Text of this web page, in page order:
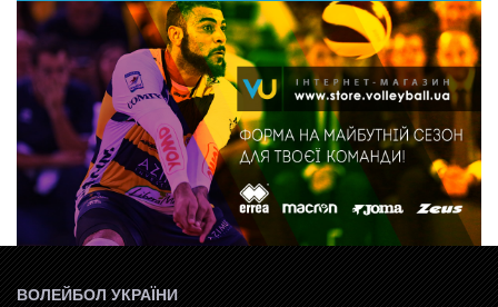
ВОЛЕЙБОЛ УКРАЇНИ